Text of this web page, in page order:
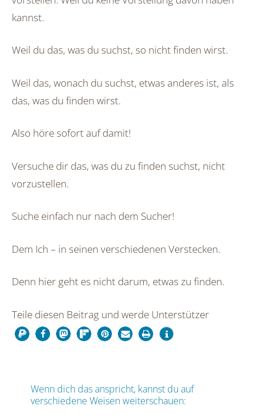
kannst.
Weil du das, was du suchst, so nicht finden wirst.
Weil das, wonach du suchst, etwas anderes ist, als
das, was du finden wirst.
Also höre sofort auf damit!
Versuche dir das, was du zu finden suchst, nicht
vorzustellen.
Suche einfach nur nach dem Sucher!
Dem Ich – in seinen verschiedenen Verstecken.
Denn hier geht es nicht darum, etwas zu finden.
Teile diesen Beitrag und werde Unterstützer
Wenn dich das anspricht, kannst du auf
verschiedene Weisen weiterschauen: